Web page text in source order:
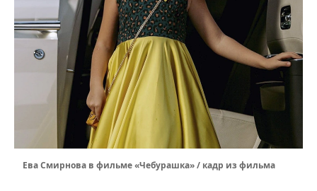
Ева Смирнова в фильме «Чебурашка» / кадр из фильма